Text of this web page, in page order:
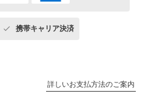
携帯キャリア決済
詳しいお支払方法のご案内